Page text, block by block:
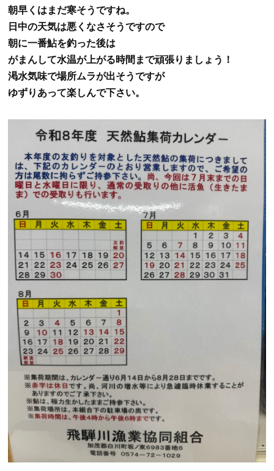
朝早くはまだ寒そうですね。
日中の天気は悪くなさそうですので
朝に一番鮎を釣った後は
がまんして水温が上がる時間まで頑張りましょう！
渇水気味で場所ムラが出そうですが
ゆずりあって楽しんで下さい。